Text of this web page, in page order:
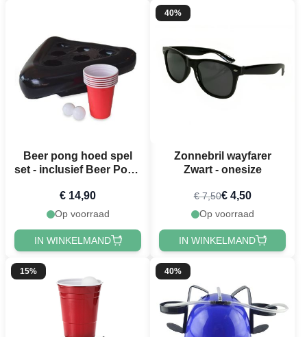
Beer pong hoed spel
set - inclusief Beer Pong
Bekers
€ 14,90
Op voorraad
IN WINKELMAND
40%
Zonnebril wayfarer
Zwart - onesize
€ 7,50€ 4,50
Op voorraad
IN WINKELMAND
15% 40%